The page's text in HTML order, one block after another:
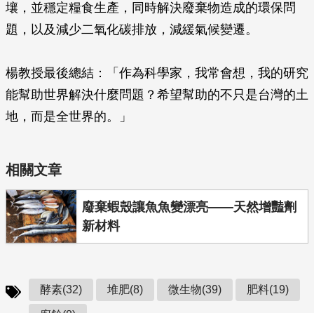
壤，並穩定糧食生產，同時解決廢棄物造成的環保問
題，以及減少二氧化碳排放，減緩氣候變遷。
楊教授最後總結：「作為科學家，我常會想，我的研究
能幫助世界解決什麼問題？希望幫助的不只是台灣的土
地，而是全世界的。」
相關文章
廢棄蝦殼讓魚魚變漂亮——天然增豔劑
新材料
酵素(32) 堆肥(8) 微生物(39) 肥料(19)